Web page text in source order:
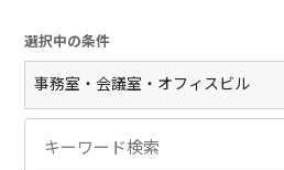
選択中の条件
事務室・会議室・オフィスビル